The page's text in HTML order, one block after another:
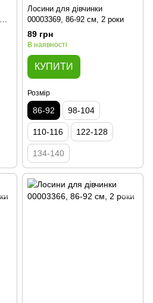
Лосини для дівчинки
00003369, 86-92 см, 2 роки
89 грн
В наявності
КУПИТИ
Розмір
86-92 98-104
110-116 122-128
134-140